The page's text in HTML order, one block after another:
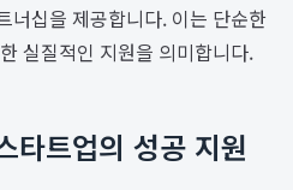
너십을 제공합니다. 이는 단순한
실질적인 지원을 의미합니다.
타트업의 성공 지원